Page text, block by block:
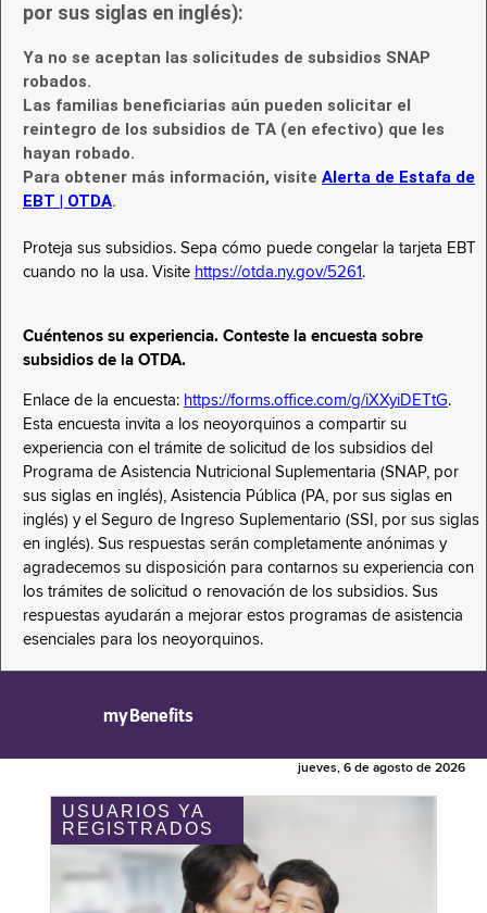
por sus siglas en inglés):
Ya no se aceptan las solicitudes de subsidios SNAP
robados.
Las familias beneficiarias aún pueden solicitar el
reintegro de los subsidios de TA (en efectivo) que les
hayan robado.
Para obtener más información, visite Alerta de Estafa de
EBT | OTDA.
Proteja sus subsidios. Sepa cómo puede congelar la tarjeta EBT
cuando no la usa. Visite https://otda.ny.gov/5261 .
Cuéntenos su experiencia. Conteste la encuesta sobre
subsidios de la OTDA.
Enlace de la encuesta: https://forms.office.com/g/iXXyiDETtG.
Esta encuesta invita a los neoyorquinos a compartir su
experiencia con el trámite de solicitud de los subsidios del
Programa de Asistencia Nutricional Suplementaria (SNAP, por
sus siglas en inglés), Asistencia Pública (PA, por sus siglas en
inglés) y el Seguro de Ingreso Suplementario (SSI, por sus siglas
en inglés). Sus respuestas serán completamente anónimas y
agradecemos su disposición para contarnos su experiencia con
los trámites de solicitud o renovación de los subsidios. Sus
respuestas ayudarán a mejorar estos programas de asistencia
esenciales para los neoyorquinos.
myBenefits
jueves, 6 de agosto de 2026
USUARIOS YA
REGISTRADOS